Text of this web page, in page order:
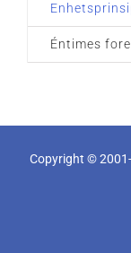
Éntimes
Copyright ©